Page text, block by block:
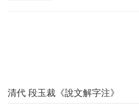
清代 段玉裁《說文解字注》